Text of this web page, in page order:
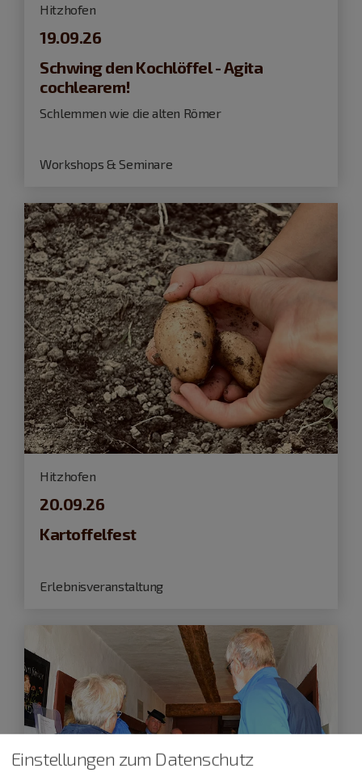
Hitzhofen
19.09.26
Schwing den Kochlöffel - Agita
cochlearem!
Schlemmen wie die alten Römer
Workshops & Seminare
Hitzhofen
20.09.26
Kartoffelfest
Erlebnisveranstaltung
Einstellungen zum Datenschutz